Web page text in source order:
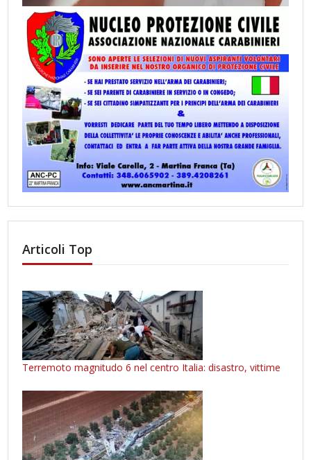
Articoli Top
Terremoto magnitudo 6 nel centro Italia: disastro, vittime